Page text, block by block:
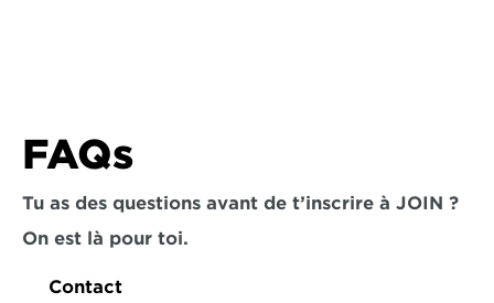
FAQs
Tu as des questions avant de t’inscrire à JOIN ?
On est là pour toi.
Contact